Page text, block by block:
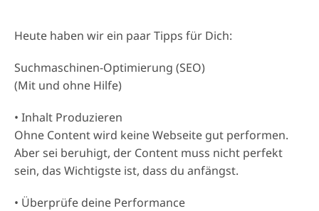
Heute haben wir ein paar Tipps für Dich:
Suchmaschinen-Optimierung (SEO)
(Mit und ohne Hilfe)
• Inhalt Produzieren
Ohne Content wird keine Webseite gut performen.
Aber sei beruhigt, der Content muss nicht perfekt
sein, das Wichtigste ist, dass du anfängst.
• Überprüfe deine Performance